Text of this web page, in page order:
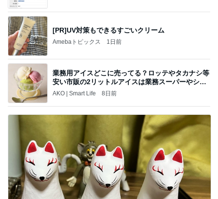
[PR]UV対策もできるすごいクリーム
Amebaトピックス 1日前
業務用アイスどこに売ってる？ロッテやタカナシ等
安い市販の2リットルアイスは業務スーパーやシャ
トレ
AKO | Smart Life 8日前